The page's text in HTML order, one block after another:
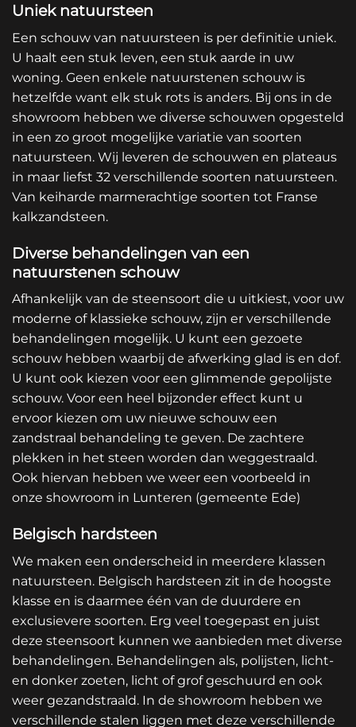
Uniek natuursteen
Een schouw van natuursteen is per definitie uniek.
U haalt een stuk leven, een stuk aarde in uw
woning. Geen enkele natuurstenen schouw is
hetzelfde want elk stuk rots is anders. Bij ons in de
showroom hebben we diverse schouwen opgesteld
in een zo groot mogelijke variatie van soorten
natuursteen. Wij leveren de schouwen en plateaus
in maar liefst 32 verschillende soorten natuursteen.
Van keiharde marmerachtige soorten tot Franse
kalkzandsteen.
Diverse behandelingen van een
natuurstenen schouw
Afhankelijk van de steensoort die u uitkiest, voor uw
moderne of klassieke schouw, zijn er verschillende
behandelingen mogelijk. U kunt een gezoete
schouw hebben waarbij de afwerking glad is en dof.
U kunt ook kiezen voor een glimmende gepolijste
schouw. Voor een heel bijzonder effect kunt u
ervoor kiezen om uw nieuwe schouw een
zandstraal behandeling te geven. De zachtere
plekken in het steen worden dan weggestraald.
Ook hiervan hebben we weer een voorbeeld in
onze showroom in Lunteren (gemeente Ede)
Belgisch hardsteen
We maken een onderscheid in meerdere klassen
natuursteen. Belgisch hardsteen zit in de hoogste
klasse en is daarmee één van de duurdere en
exclusievere soorten. Erg veel toegepast en juist
deze steensoort kunnen we aanbieden met diverse
behandelingen. Behandelingen als, polijsten, licht-
en donker zoeten, licht of grof geschuurd en ook
weer gezandstraald. In de showroom hebben we
verschillende stalen liggen met deze verschillende